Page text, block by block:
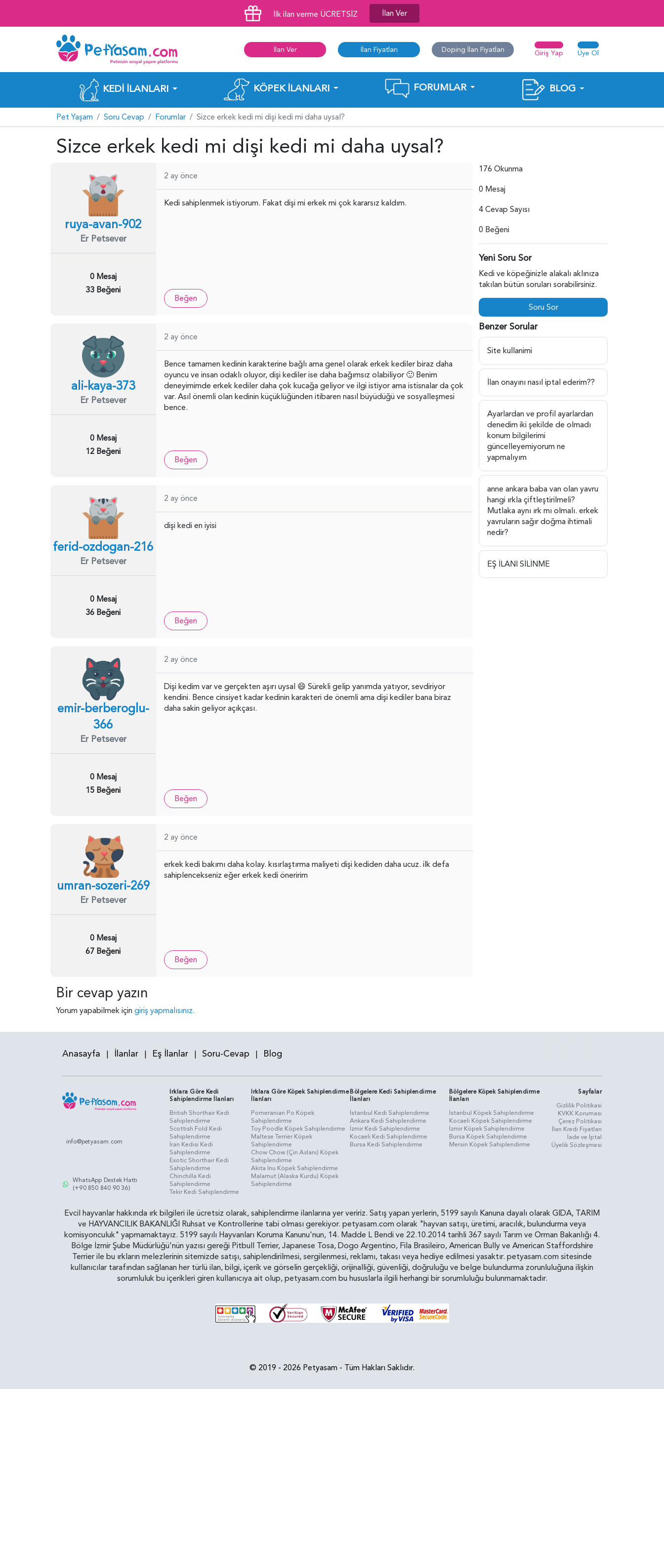
İlk ilan verme ÜCRETSİZ İlan Ver
İlan Ver İlan Fiyatları Doping İlan Fiyatları Giriş Yap Üye Ol
KEDI İLANLARI KÖPEK İLANLARI FORUMLAR BLOG
Pet Yaşam Soru Cevap Forumlar Sizce erkek kedi mi dişi kedi mi daha uysal?
Sizce erkek kedi mi dişi kedi mi daha uysal?
ruya-avan-902
Er Petsever
0 Mesaj
33 Beğeni
2 ay önce
Kedi sahiplenmek istiyorum. Fakat dişi mi erkek mi çok kararsız kaldım.
Beğen
ali-kaya-373
Er Petsever
0 Mesaj
12 Beğeni
2 ay önce
Bence tamamen kedinin karakterine bağlı ama genel olarak erkek kediler biraz daha
oyuncu ve insan odaklı oluyor, dişi kediler ise daha bağımsız olabiliyor 🙂 Benim
deneyimimde erkek kediler daha çok kucağa geliyor ve ilgi istiyor ama istisnalar da çok
var. Asıl önemli olan kedinin küçüklüğünden itibaren nasıl büyüdüğü ve sosyalleşmesi
bence.
Beğen
ferid-ozdogan-216
Er Petsever
0 Mesaj
36 Beğeni
2 ay önce
dişi kedi en iyisi
Beğen
emir-berberoglu-
366
Er Petsever
0 Mesaj
15 Beğeni
2 ay önce
Dişi kedim var ve gerçekten aşırı uysal 😄 Sürekli gelip yanımda yatıyor, sevdiriyor
kendini. Bence cinsiyet kadar kedinin karakteri de önemli ama dişi kediler bana biraz
daha sakin geliyor açıkçası.
Beğen
umran-sozeri-269
Er Petsever
0 Mesaj
67 Beğeni
2 ay önce
erkek kedi bakımı daha kolay. kısırlaştırma maliyeti dişi kediden daha ucuz. ilk defa
sahiplencekseniz eğer erkek kedi öneririm
Beğen
Bir cevap yazın
Yorum yapabilmek için giriş yapmalısınız.
176 Okunma
0 Mesaj
4 Cevap Sayısı
0 Beğeni
Yeni Soru Sor
Kedi ve köpeğinizle alakalı aklınıza
takılan bütün soruları sorabilirsiniz.
Soru Sor
Benzer Sorular
Site kullanimi
İlan onayını nasıl iptal ederim??
Ayarlardan ve profil ayarlardan
denedim iki şekilde de olmadı
konum bilgilerimi
güncelleyemiyorum ne
yapmalıyım
anne ankara baba van olan yavru
hangi ırkla çiftleştirilmeli?
Mutlaka aynı ırk mı olmalı. erkek
yavruların sağır doğma ihtimali
nedir?
EŞ İLANI SİLİNME
Anasayfa | İlanlar | Eş İlanlar | Soru-Cevap | Blog
info@petyasam.com
WhatsApp Destek Hattı
(+90 850 840 90 36)
Irklara Göre Kedi
Sahiplendirme İlanları
British Shorthair Kedi
Sahiplendirme
Scottish Fold Kedi
Sahiplendirme
İran Kedisi Kedi
Sahiplendirme
Exotic Shorthair Kedi
Sahiplendirme
Chinchilla Kedi
Sahiplendirme
Tekir Kedi Sahiplendirme
Irklara Göre Köpek Sahiplendirme
İlanları
Pomeranian Po Köpek
Sahiplendirme
Toy Poodle Köpek Sahiplendirme
Maltese Terrier Köpek
Sahiplendirme
Chow Chow (Çin Aslanı) Köpek
Sahiplendirme
Akita Inu Köpek Sahiplendirme
Malamut (Alaska Kurdu) Köpek
Sahiplendirme
Bölgelere Kedi Sahiplendirme
İlanları
İstanbul Kedi Sahiplendirme
Ankara Kedi Sahiplendirme
İzmir Kedi Sahiplendirme
Kocaeli Kedi Sahiplendirme
Bursa Kedi Sahiplendirme
Bölgelere Köpek Sahiplendirme
İlanları
İstanbul Köpek Sahiplendirme
Kocaeli Köpek Sahiplendirme
İzmir Köpek Sahiplendirme
Bursa Köpek Sahiplendirme
Mersin Köpek Sahiplendirme
Sayfalar
Gizlilik Politikasi
KVKK Koruması
Çerez Politikası
İlan Kredi Fiyatları
İade ve İptal
Üyelik Sözleşmesi
Evcil hayvanlar hakkında ırk bilgileri ile ücretsiz olarak, sahiplendirme ilanlarına yer veririz. Satış yapan yerlerin, 5199 sayılı Kanuna dayalı olarak GIDA, TARIM
ve HAYVANCILIK BAKANLIĞI Ruhsat ve Kontrollerine tabi olması gerekiyor. petyasam.com olarak "hayvan satışı, üretimi, aracılık, bulundurma veya
komisyonculuk" yapmamaktayız. 5199 sayılı Hayvanları Koruma Kanunu'nun, 14. Madde L Bendi ve 22.10.2014 tarihli 367 sayılı Tarım ve Orman Bakanlığı 4.
Bölge İzmir Şube Müdürlüğü'nün yazısı gereği Pitbull Terrier, Japanese Tosa, Dogo Argentino, Fila Brasileiro, American Bully ve American Staffordshire
Terrier ile bu ırkların melezlerinin sitemizde satışı, sahiplendirilmesi, sergilenmesi, reklamı, takası veya hediye edilmesi yasaktır. petyasam.com sitesinde
kullanıcılar tarafından sağlanan her türlü ilan, bilgi, içerik ve görselin gerçekliği, orijinalliği, güvenliği, doğruluğu ve belge bulundurma zorunluluğuna ilişkin
sorumluluk bu içerikleri giren kullanıcıya ait olup, petyasam.com bu hususlarla ilgili herhangi bir sorumluluğu bulunmamaktadır.
© 2019 - 2026 Petyasam - Tüm Hakları Saklıdır.